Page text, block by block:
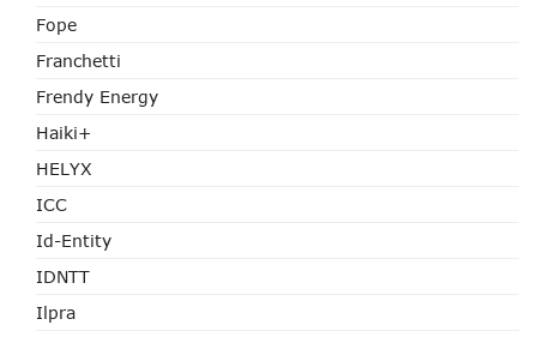
Fope
Franchetti
Frendy Energy
Haiki+
HELYX
ICC
Id-Entity
IDNTT
Ilpra